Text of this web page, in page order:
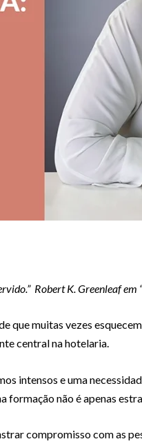
Robert K. Greenleaf em
muitas vezes
central na hotelaria.
intensos e uma
não é apenas
compromisso com as